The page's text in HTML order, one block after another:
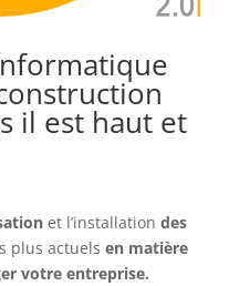
il est haut et
et l’installation des
plus actuels en matière
votre entreprise.